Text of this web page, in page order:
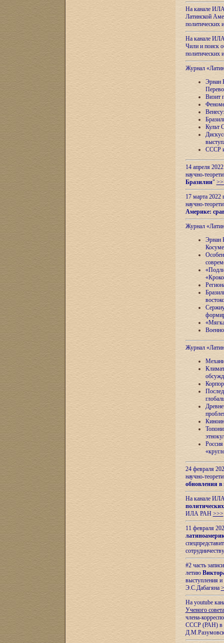
На канале
Латинской
На канале
Чили и поиск
Журнал
Эрнан
Визит
Культ
СССР и
14 апреля
научно-
Бразилии"
17 марта 2022
научно-
Америке:
Журнал
Эрнан
Журнал
24 февраля
научно-
обновления в
На канале
ИЛА РАН >>>
11 февраля
#2 часть
летию
выступления
Э.С.Дабагяна
На youtube
Ученого
члена-
СССР (РАН) в